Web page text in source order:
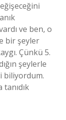
ve ben, o
bir şeyler
Çünkü 5.
şeylerle
biliyordum.